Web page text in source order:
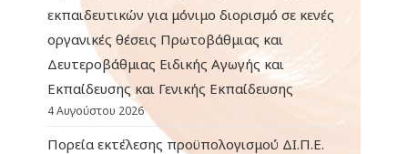
εκπαιδευτικών για μόνιμο διορισμό σε κενές
οργανικές θέσεις Πρωτοβάθμιας και
Δευτεροβάθμιας Ειδικής Αγωγής και
Εκπαίδευσης και Γενικής Εκπαίδευσης
4 Αυγούστου 2026
Πορεία εκτέλεσης προϋπολογισμού ΔΙ.Π.Ε.